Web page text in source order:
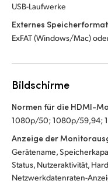
USB-Laufwerke
Externes Speicherformat
ExFAT (Windows/Mac)
Bildschirme
Normen für die HDMI-
1080p/50; 1080p/59,94;
Anzeige der
Gerätename,
Status, Nutzeraktivität,
Netzwerkdatenraten-